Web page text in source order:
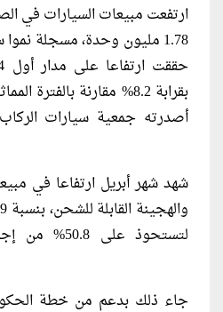
أصدرته جمعية سيارات
شهد شهر أبريل ارتفاعا في
لتستحوذ على